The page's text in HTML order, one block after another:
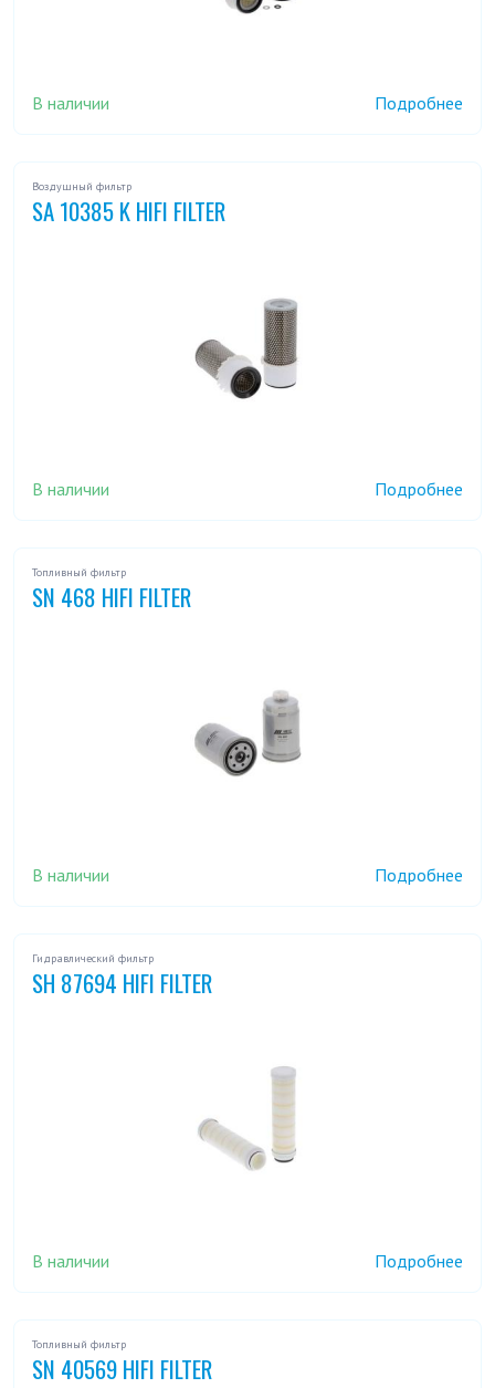
В наличии Подробнее
Воздушный фильтр
SA 10385 K HIFI FILTER
В наличии Подробнее
Топливный фильтр
SN 468 HIFI FILTER
В наличии Подробнее
Гидравлический фильтр
SH 87694 HIFI FILTER
В наличии Подробнее
Топливный фильтр
SN 40569 HIFI FILTER